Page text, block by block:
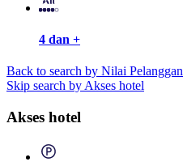
4 dan +
Back to search by Nilai Pelanggan
Skip search by Akses hotel
Akses hotel